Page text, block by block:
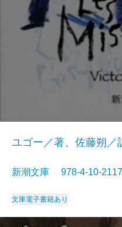
ユゴー／著、佐藤朔／
新潮文庫 978-4-10-
文庫電子書籍あり